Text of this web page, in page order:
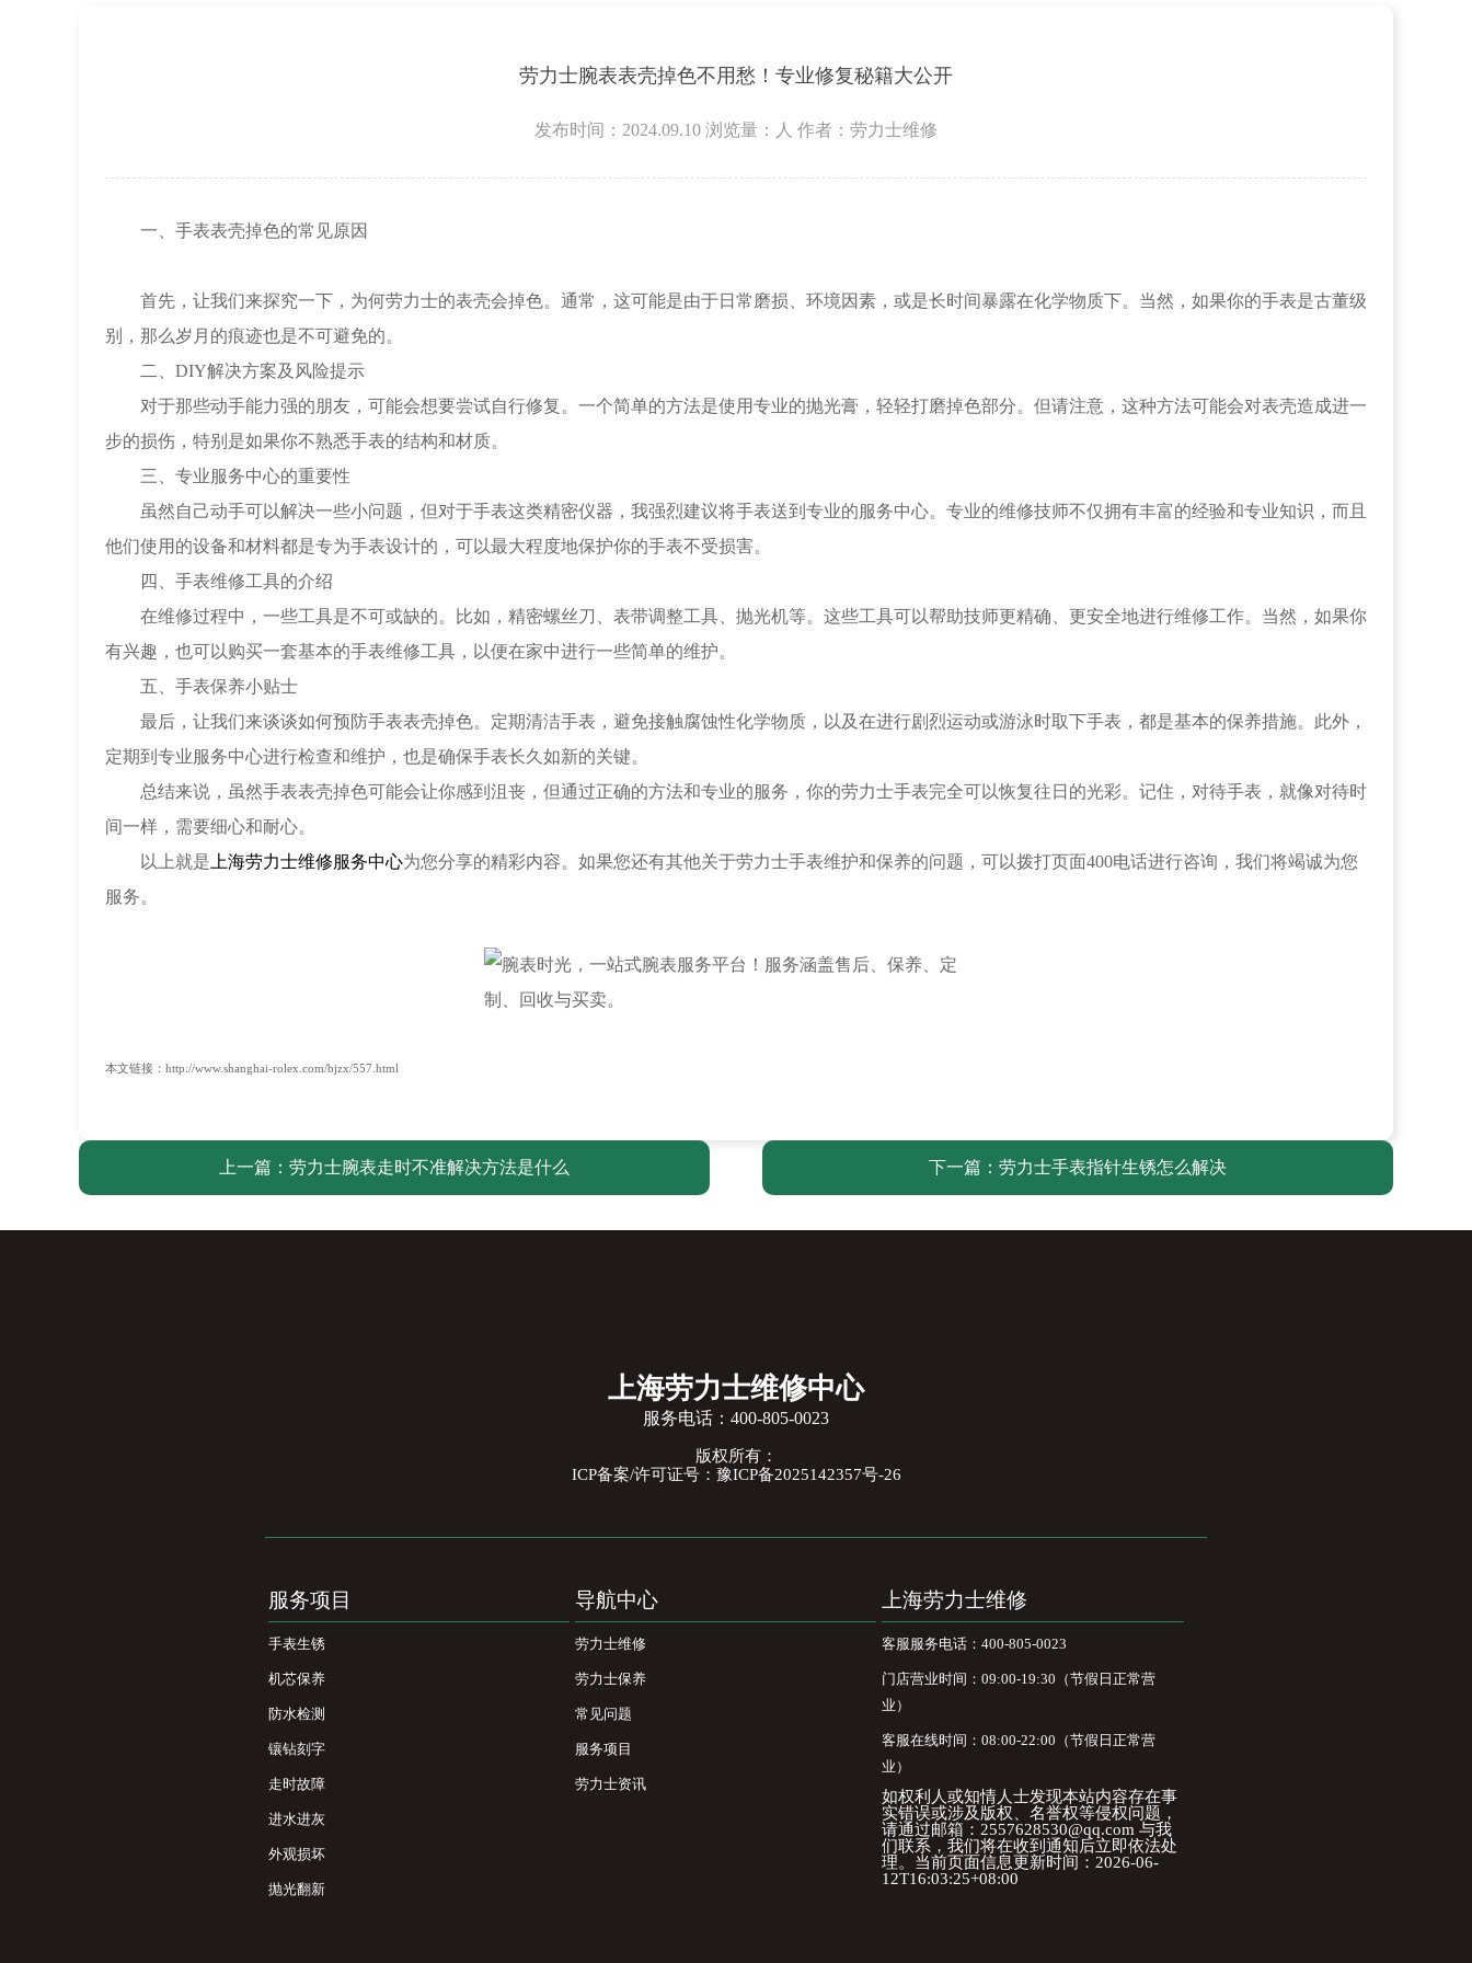
劳力士腕表表壳掉色不用愁！专业修复秘籍大公开
发布时间：2024.09.10 浏览量： 人 作者：劳力士维修
一、手表表壳掉色的常见原因
首先，让我们来探究一下，为何劳力士的表壳会掉色。通常，这可能是由于日常磨损、环境因素，或是长时间暴露在化学物质下。当然，如果你的手表是古董级
别，那么岁月的痕迹也是不可避免的。
二、DIY解决方案及风险提示
对于那些动手能力强的朋友，可能会想要尝试自行修复。一个简单的方法是使用专业的抛光膏，轻轻打磨掉色部分。但请注意，这种方法可能会对表壳造成进一
步的损伤，特别是如果你不熟悉手表的结构和材质。
三、专业服务中心的重要性
虽然自己动手可以解决一些小问题，但对于手表这类精密仪器，我强烈建议将手表送到专业的服务中心。专业的维修技师不仅拥有丰富的经验和专业知识，而且
他们使用的设备和材料都是专为手表设计的，可以最大程度地保护你的手表不受损害。
四、手表维修工具的介绍
在维修过程中，一些工具是不可或缺的。比如，精密螺丝刀、表带调整工具、抛光机等。这些工具可以帮助技师更精确、更安全地进行维修工作。当然，如果你
有兴趣，也可以购买一套基本的手表维修工具，以便在家中进行一些简单的维护。
五、手表保养小贴士
最后，让我们来谈谈如何预防手表表壳掉色。定期清洁手表，避免接触腐蚀性化学物质，以及在进行剧烈运动或游泳时取下手表，都是基本的保养措施。此外，
定期到专业服务中心进行检查和维护，也是确保手表长久如新的关键。
总结来说，虽然手表表壳掉色可能会让你感到沮丧，但通过正确的方法和专业的服务，你的劳力士手表完全可以恢复往日的光彩。记住，对待手表，就像对待时
间一样，需要细心和耐心。
以上就是 上海劳力士维修服务中心为您分享的精彩内容。如果您还有其他关于劳力士手表维护和保养的问题，可以拨打页面400电话进行咨询，我们将竭诚为您
服务。
本文链接：http://www.shanghai-rolex.com/bjzx/557.html
上一篇： 劳力士腕表走时不准解决方法是什么 下一篇： 劳力士手表指针生锈怎么解决
上海劳力士维修中心
服务电话： 400-805-0023
版权所有：
ICP备案/许可证号：豫ICP备2025142357号-26
服务项目
手表生锈
机芯保养
防水检测
镶钻刻字
走时故障
进水进灰
外观损坏
抛光翻新
导航中心
劳力士维修
劳力士保养
常见问题
服务项目
劳力士资讯
上海劳力士维修
客服服务电话：400-805-0023
门店营业时间：09:00-19:30（节假日正常营
业）
客服在线时间：08:00-22:00（节假日正常营
业）
如权利人或知情人士发现本站内容存在事
实错误或涉及版权、名誉权等侵权问题，
请通过邮箱：2557628530@qq.com 与我
们联系，我们将在收到通知后立即依法处
理。当前页面信息更新时间：2026-06-
12T16:03:25+08:00